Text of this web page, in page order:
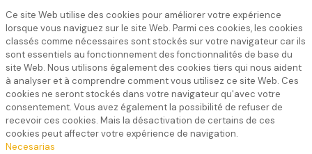
Ce site Web utilise des cookies pour améliorer votre expérience
lorsque vous naviguez sur le site Web. Parmi ces cookies, les cookies
classés comme nécessaires sont stockés sur votre navigateur car ils
sont essentiels au fonctionnement des fonctionnalités de base du
site Web. Nous utilisons également des cookies tiers qui nous aident
à analyser et à comprendre comment vous utilisez ce site Web. Ces
cookies ne seront stockés dans votre navigateur qu'avec votre
consentement. Vous avez également la possibilité de refuser de
recevoir ces cookies. Mais la désactivation de certains de ces
cookies peut affecter votre expérience de navigation.
Necesarias